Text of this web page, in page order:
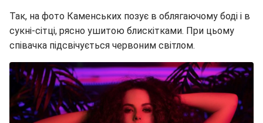
Так, на фото Каменських позує в облягаючому боді і в
сукні-сітці, рясно ушитою блискітками. При цьому
співачка підсвічується червоним світлом.